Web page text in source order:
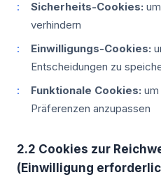
Sicherheits-Cookies:
verhindern
Einwilligungs-Cookies:
Entscheidungen zu
Funktionale Cookies:
Präferenzen anzupassen
2.2 Cookies zur
(Einwilligung